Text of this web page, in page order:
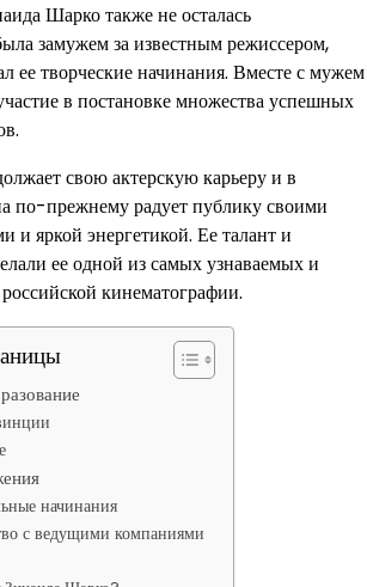
Шарко также не осталась
замужем за известным режиссером,
ее творческие начинания. Вместе с мужем
в постановке множества успешных
свою актерскую карьеру и в
по-прежнему радует публику своими
яркой энергетикой. Ее талант и
ее одной из самых узнаваемых и
кинематографии.
начинания
с ведущими компаниями